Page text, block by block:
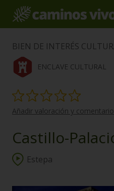
BIEN DE INTERÉS
ENCLAVE CULTURAL
Añadir valoración y comentario
Castillo-
Estepa